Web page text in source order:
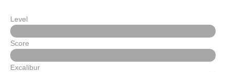
Level
Score
Excalibur